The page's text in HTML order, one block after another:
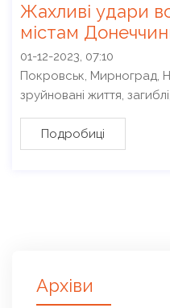
Жахливі удари
містам
01-12-2023, 07:10
Покровськ, Мирноград,
зруйновані життя,
Подробиці
Архіви